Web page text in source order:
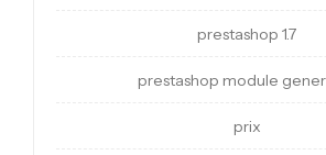
prestashop 1.7
prestashop module
prix